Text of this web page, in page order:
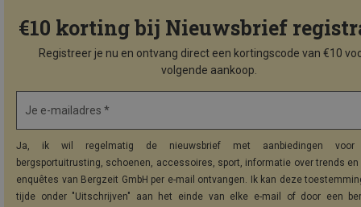
€10 korting bij Nieuwsbrief
Registreer je nu en ontvang direct een kortingscode van €10
volgende aankoop.
Je e-mailadres *
Ja, ik wil regelmatig de nieuwsbrief met aanbiedingen voor
bergsportuitrusting, schoenen, accessoires, sport, informatie over trends
enquêtes van Bergzeit GmbH per e-mail ontvangen. Ik kan deze
tijde onder "Uitschrijven" aan het einde van elke e-mail of door een